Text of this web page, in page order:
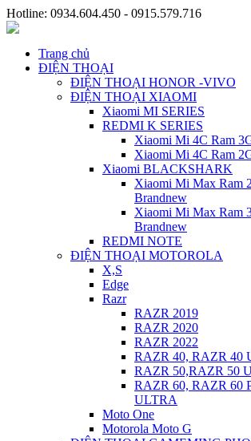
Hotline: 0934.604.450 - 0915.579.716
Trang chủ
ĐIỆN THOẠI
ĐIỆN THOẠI HONOR -VIVO
ĐIỆN THOẠI XIAOMI
Xiaomi MI SERIES
REDMI K SERIES
Xiaomi Mi 4C Ram
Xiaomi Mi 4C Ram
Xiaomi BLACKSHARK
Xiaomi Mi Max Ram
Brandnew
Xiaomi Mi Max Ram
Brandnew
REDMI NOTE
ĐIỆN THOẠI MOTOROLA
X,S
Edge
Razr
RAZR 2019
RAZR 2020
RAZR 2022
RAZR 40, RAZR 40
RAZR 50,RAZR 50
RAZR 60, RAZR 60
ULTRA
Moto One
Motorola Moto G